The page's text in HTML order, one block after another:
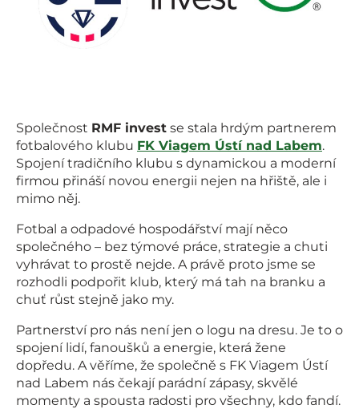
Společnost RMF invest se stala hrdým partnerem
fotbalového klubu FK Viagem Ústí nad Labem.
Spojení tradičního klubu s dynamickou a moderní
firmou přináší novou energii nejen na hřiště, ale i
mimo něj.
Fotbal a odpadové hospodářství mají něco
společného – bez týmové práce, strategie a chuti
vyhrávat to prostě nejde. A právě proto jsme se
rozhodli podpořit klub, který má tah na branku a
chuť růst stejně jako my.
Partnerství pro nás není jen o logu na dresu. Je to o
spojení lidí, fanoušků a energie, která žene
dopředu. A věříme, že společně s FK Viagem Ústí
nad Labem nás čekají parádní zápasy, skvělé
momenty a spousta radosti pro všechny, kdo fandí.